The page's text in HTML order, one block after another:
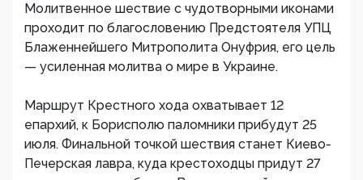
Молитвенное шествие с чудотворными иконами
проходит по благословению Предстоятеля УПЦ
Блаженнейшего Митрополита Онуфрия, его цель
— усиленная молитва о мире в Украине.
Маршрут Крестного хода охватывает 12
епархий, к Борисполю паломники прибудут 25
июля. Финальной точкой шествия станет Киево-
Печерская лавра, куда крестоходцы придут 27